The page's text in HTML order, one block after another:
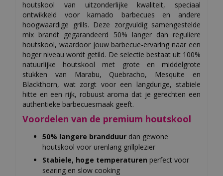
houtskool van uitzonderlijke kwaliteit, speciaal
ontwikkeld voor kamado barbecues en andere
hoogwaardige grills. Deze zorgvuldig samengestelde
mix brandt gegarandeerd 50% langer dan reguliere
houtskool, waardoor jouw barbecue-ervaring naar een
hoger niveau wordt getild. De selectie bestaat uit 100%
natuurlijke houtskool met grote en middelgrote
stukken van Marabu, Quebracho, Mesquite en
Blackthorn, wat zorgt voor een langdurige, stabiele
hitte en een rijk, robuust aroma dat je gerechten een
authentieke barbecuesmaak geeft.
Voordelen van de premium houtskool
50% langere brandduur dan gewone
houtskool voor urenlang grillplezier
Stabiele, hoge temperaturen perfect voor
searing en slow cooking